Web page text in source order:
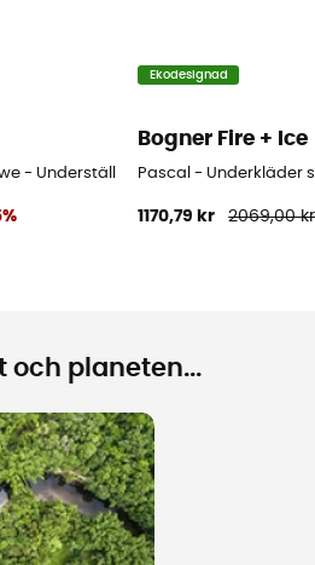
- Underställ merinoull Herr
Ekodesignad
Bogner Fire + Ice
Pascal - Underkläder
1170,79 kr 2069,00 kr
och planeten...